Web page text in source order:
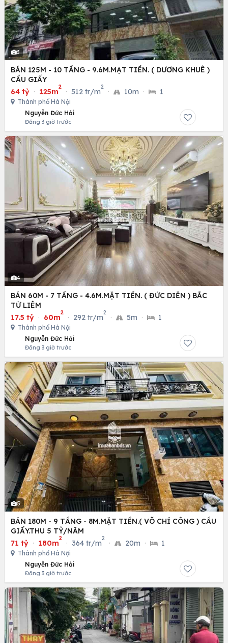
3
BÁN 125M - 10 TẦNG - 9.6M.MẠT TIỀN. ( DƯƠNG KHUÊ )
CẦU GIẤY
64 tỷ · 125m
2
· 512 tr/m
2
· 10m · 1
Thành phố Hà Nội
Nguyễn Đức Hải
Đăng 3 giờ trước
4
BÁN 60M - 7 TẦNG - 4.6M.MẶT TIỀN. ( ĐỨC DIỄN ) BẮC
TỪ LIÊM
17.5 tỷ · 60m
2
· 292 tr/m
2
· 5m · 1
Thành phố Hà Nội
Nguyễn Đức Hải
Đăng 3 giờ trước
5
BÁN 180M - 9 TẦNG - 8M.MẶT TIỀN.( VÕ CHÍ CÔNG ) CẦU
GIẤY.THU 5 TỶ/NĂM
71 tỷ · 180m
2
· 364 tr/m
2
· 20m · 1
Thành phố Hà Nội
Nguyễn Đức Hải
Đăng 3 giờ trước